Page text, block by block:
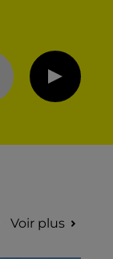
Voir plus